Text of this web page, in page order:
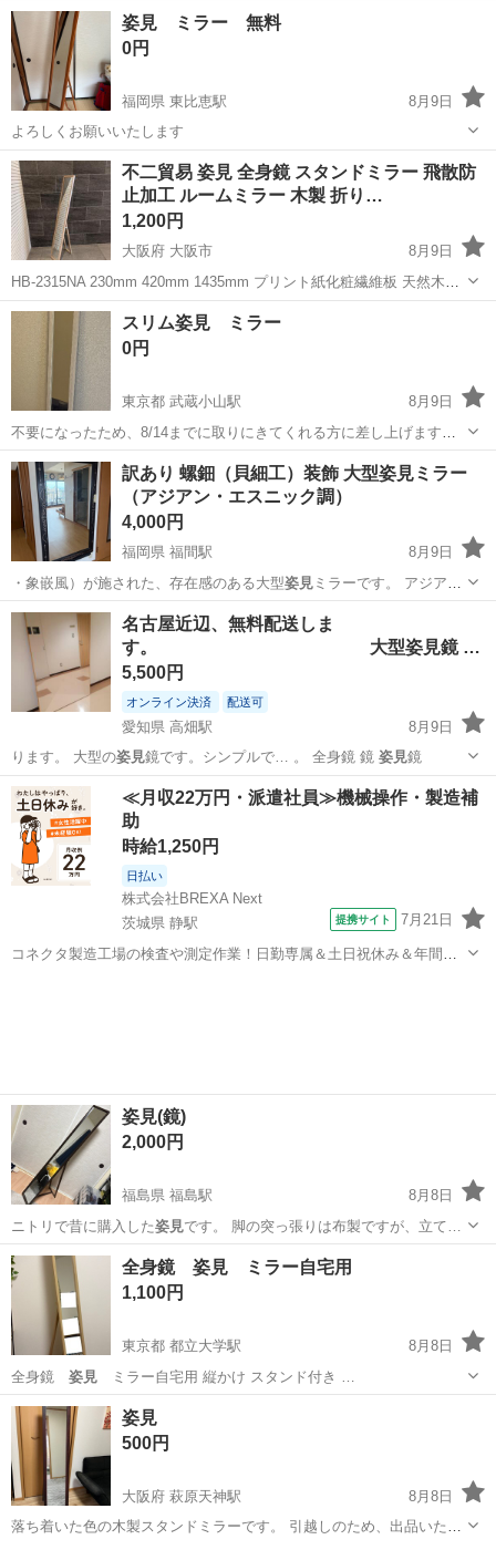
福岡 福岡市 室見駅 その他
姿見 ミラー 無料
0円
福岡県 東比恵駅
8月9日
よろしくお願いいたします
福岡 福岡市 東比恵駅 ミラー/鏡
不二貿易 姿見 全身鏡 スタンドミラー 飛散防
止加工 ルームミラー 木製 折り…
1,200円
大阪府 大阪市
8月9日
HB-2315NA 230mm 420mm 1435mm プリント紙化粧繊維板 天然木化
粧合板 ガラス 目立つ汚れダメージなし
大阪 大阪市 ミラー/鏡
スリム姿見 ミラー
0円
東京都 武蔵小山駅
8月9日
不要になったため、8/14までに取りにきてくれる方に差し上げます。
幅14.5 高さ150.5 木枠カラーはホワイト
東京 品川区 武蔵小山駅 ミラー/鏡 姿見
訳あり 螺鈿（貝細工）装飾 大型姿見ミラー
（アジアン・エスニック調）
4,000円
福岡県 福間駅
8月9日
・象嵌風）が施された、存在感のある大型姿見ミラーです。 アジア
ン・エスニックテイ…
福岡 福津市 福間駅 ミラー/鏡 螺鈿
名古屋近辺、無料配送しま
す。 大型姿見鏡
全身鏡 壁…
5,500円
オンライン決済 配送可
愛知県 高畑駅
8月9日
ります。 大型の姿見 鏡です。シンプルで… 。 全身鏡 鏡 姿見鏡
愛知 名古屋市 高畑駅 ミラー/鏡
≪月収22万円・派遣社員≫機械操作・製造補
助
時給1,250円
日払い
株式会社BREXA Next
茨城県 静駅
提携サイト 7月21日
コネクタ製造工場の検査や測定作業！日勤専属＆土日祝休み＆年間休
姿見(鏡)
2,000円
福島県 福島駅
8月8日
ニトリで昔に購入した姿見です。 脚の突っ張りは布製ですが、立て…
福島 福島市 福島駅 ミラー/鏡
全身鏡 姿見 ミラー自宅用
1,100円
東京都 都立大学駅
8月8日
全身鏡 姿見ミラー自宅用 縦かけ スタンド付き …
東京 目黒区 都立大学駅
姿見
500円
大阪府 萩原天神駅
8月8日
落ち着いた色の木製スタンドミラーです。 引越しのため、出品いたし